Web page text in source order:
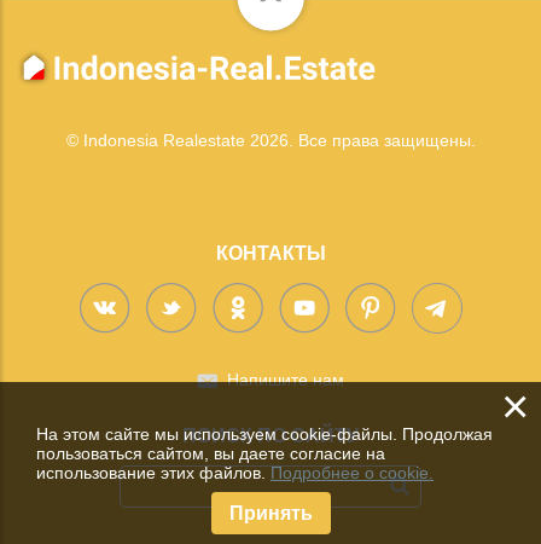
© Indonesia Realestate 2026. Все права защищены.
КОНТАКТЫ
Напишите нам
ПОИСК ПО САЙТУ
×
На этом сайте мы используем cookie-файлы. Продолжая
пользоваться сайтом, вы даете согласие на
использование этих файлов.Подробнее о cookie.
Принять